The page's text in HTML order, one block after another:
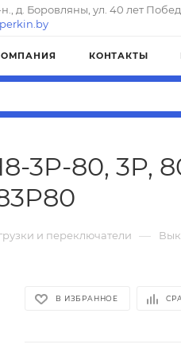
д. Боровляны, ул. 40 лет
КОНТАКТЫ
3P-80, 3P,
и переключатели —
В ИЗБРАННОЕ